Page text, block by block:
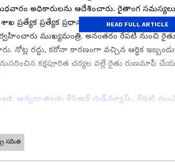
అధికారులను ఆదేశించారు. రైతాంగ
ప్రత్యేక ప్రత్యేక ప్రధాన కార్యదర్శి
ముఖ్యమంత్రి. అనంతరం రేపటి నుంచి
నోట్ల రద్దు, కరోనా కారణంగా వచ్చిన ఆర్ధిక
కక్షపూరిత చర్యల వల్లే రైతు రుణమాఫీ
అన్నదాతలకు కేసీఆర్ గుడ్‌న్యూస్.. రేపటి
READ FULL ARTICLE
THE AUTHOR
సమితి